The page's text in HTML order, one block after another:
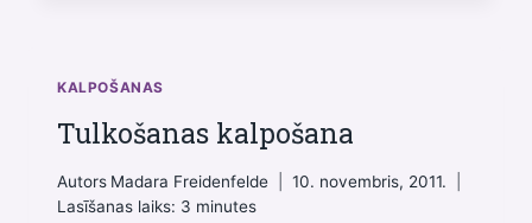
KALPOŠANAS
Tulkošanas kalpošana
Autors Madara Freidenfelde
10. novembris, 2011.
Lasīšanas laiks: 3 minutes